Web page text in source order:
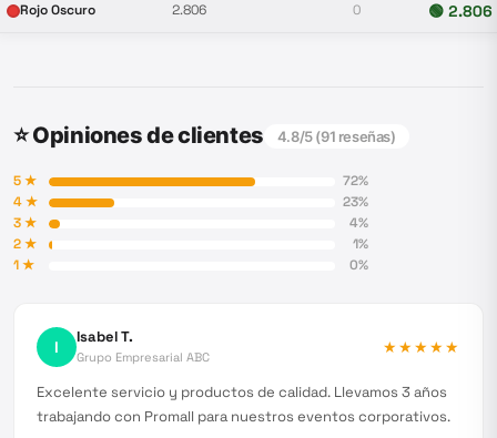
Rojo Oscuro 2.806 0 🟢 2.806
⭐ Opiniones de clientes 4.8/5 (91 reseñas)
5★ 72%
4★ 23%
3★ 4%
2★ 1%
1★ 0%
I Isabel T.
Grupo Empresarial ABC
★★★★★
Excelente servicio y productos de calidad. Llevamos 3 años
trabajando con Promall para nuestros eventos corporativos.